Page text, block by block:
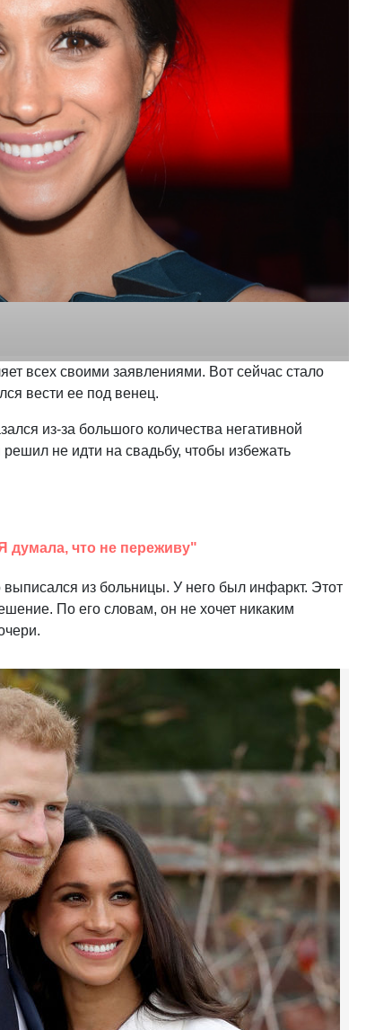
всех своими заявлениями. Вот сейчас стало
вести ее под венец.
из-за большого количества негативной
не идти на свадьбу, чтобы избежать
думала, что не переживу"
из больницы. У него был инфаркт. Этот
По его словам, он не хочет никаким